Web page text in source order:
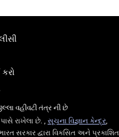
વહીવટી તંત્ર ની છે
રાખેલા છે. , સૂચના વિજ્ઞાન કેન્દ્ર,
સરકાર દ્વારા વિકસિત અને પ્રકાશિત